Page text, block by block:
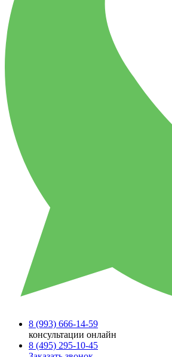
8 (993) 666-14-59
консультации онлайн
8 (495) 295-10-45